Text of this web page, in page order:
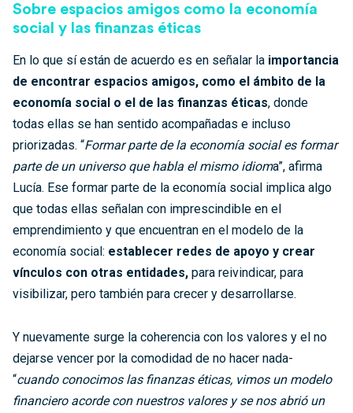
Sobre espacios amigos como la economía
social y las finanzas éticas
En lo que sí están de acuerdo es en señalar la importancia
de encontrar espacios amigos, como el ámbito de la
economía social o el de las finanzas éticas, donde
todas ellas se han sentido acompañadas e incluso
priorizadas. “Formar parte de la economía social es formar
parte de un universo que habla el mismo idioma”, afirma
Lucía. Ese formar parte de la economía social implica algo
que todas ellas señalan con imprescindible en el
emprendimiento y que encuentran en el modelo de la
economía social: establecer redes de apoyo y crear
vínculos con otras entidades, para reivindicar, para
visibilizar, pero también para crecer y desarrollarse.
Y nuevamente surge la coherencia con los valores y el no
dejarse vencer por la comodidad de no hacer nada-
“cuando conocimos las finanzas éticas, vimos un modelo
financiero acorde con nuestros valores y se nos abrió un